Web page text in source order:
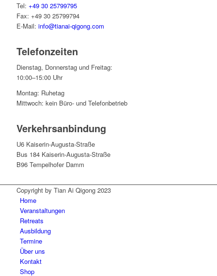
Tel: +49 30 25799795
Fax: +49 30 25799794
E-Mail: info@tianai-qigong.com
Telefonzeiten
Dienstag, Donnerstag und Freitag:
10:00–15:00 Uhr
Montag: Ruhetag
Mittwoch: kein Büro- und Telefonbetrieb
Verkehrsanbindung
U6 Kaiserin-Augusta-Straße
Bus 184 Kaiserin-Augusta-Straße
B96 Tempelhofer Damm
Copyright by Tian Ai Qigong 2023
Home
Veranstaltungen
Retreats
Ausbildung
Termine
Über uns
Kontakt
Shop